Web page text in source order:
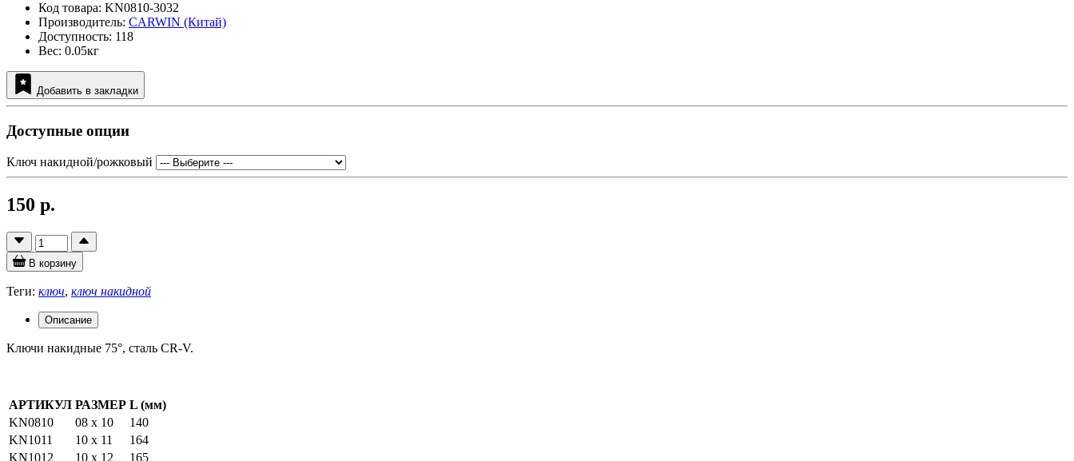
Код товара: KN0810-3032
Производитель: CARWIN (Китай)
Доступность: 118
Вес: 0.05кг
Добавить в закладки
Доступные опции
Ключ накидной/рожковый
150 р.
В корзину
Теги: ключ, ключ накидной
Описание
Ключи накидные 75°, сталь CR-V.
АРТИКУЛ РАЗМЕР L (мм)
KN0810
08 х 10
140
KN1011
10 х 11
164
KN1012
10 х 12 165